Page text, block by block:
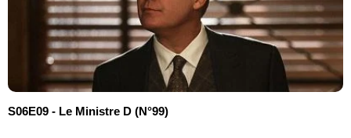
S06E09 - Le Ministre D (N°99)